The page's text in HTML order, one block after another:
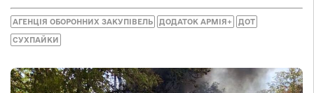
АГЕНЦІЯ ОБОРОННИХ ЗАКУПІВЕЛЬ ДОДАТОК АРМІЯ+ ДОТ
СУХПАЙКИ